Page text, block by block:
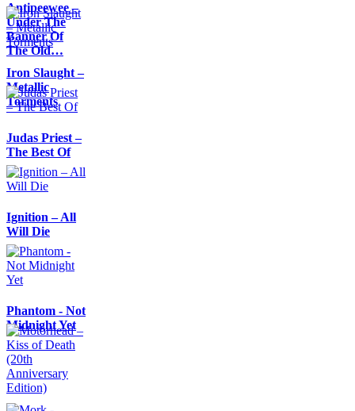
Antipeewee –
Under The
Banner Of
The Old…
Iron Slaught –
Metallic
Torments
Judas Priest –
The Best Of
Ignition – All
Will Die
Phantom - Not
Midnight Yet